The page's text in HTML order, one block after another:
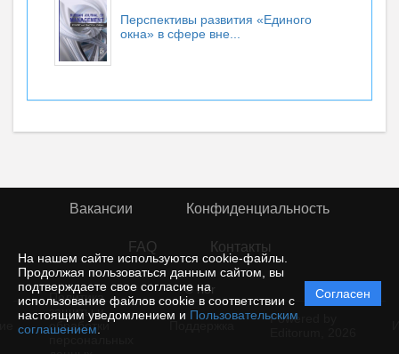
На нашем сайте используются cookie-файлы.
Продолжая пользоваться данным сайтом, вы
подтверждаете свое согласие на
использование файлов cookie в соответствии с
настоящим уведомлением и Пользовательским
соглашением
Согласен
Перспективы развития «Единого
окна» в сфере вне...
Вакансии Конфиденциальность
FAQ Контакты
© rior
Политика
защиты и
обработки
Powered by